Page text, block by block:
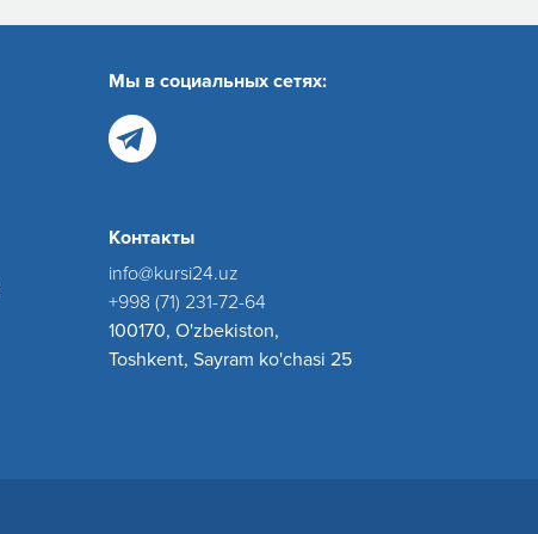
Мы в социальных сетях:
Контакты
info@kursi24.uz
+998 (71) 231-72-64
100170, O'zbekiston,
Toshkent, Sayram ko'chasi 25